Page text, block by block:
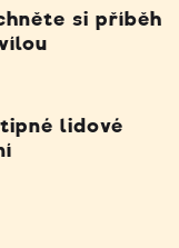
si příběh
lidové